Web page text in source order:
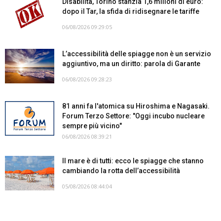
dopo il Tar, la sfida di ridisegnare le tariffe
06/08/2026 09:29:05
L’accessibilità delle spiagge non è un servizio
aggiuntivo, ma un diritto: parola di Garante
06/08/2026 09:28:23
81 anni fa l'atomica su Hiroshima e Nagasaki.
Forum Terzo Settore: "Oggi incubo nucleare
sempre più vicino"
06/08/2026 08:39:21
Il mare è di tutti: ecco le spiagge che stanno
cambiando la rotta dell’accessibilità
05/08/2026 08:44:04